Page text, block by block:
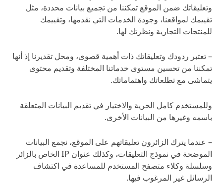
وتعليقاتك ضمن الموقع تمكننا من تجميع بيانات محددة، مثل
تقييمك لمواقعنا، وجودة الخدمات التي نقدمها، وتقييمك
للمنتجات التجارية ونظرتك لها.
– تعتبر ردودك وتعليقاتك ذات أهمية قصوى، ومحل تقديرنا إذ أنها
تمكننا من تحسين مستوى خدماتنا المختلفة وتقديم محتوى
يتماشى مع تطلعاتك واهتماماتك.
وللمستخدم كامل الحرية والاختيار في تقديم البيانات المتعلقة
باسمه وغيرها من البيانات الأخرى.
– عندما يترك الزائرون تعليقاتهم على الموقع، نجمع البيانات
الموضحة في نموذج التعليقات، وكذلك عنوان IP الخاص بالزائر
وسلسلة وكلاء متصفح المستخدم للمساعدة في اكتشاف
الرسائل غير المرغوب فيها.